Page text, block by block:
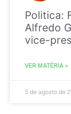
Politica:
Alfredo
vice-
VER MATÉRIA »
5 de agosto de